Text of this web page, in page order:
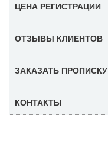
ЦЕНА РЕГИСТРАЦИИ
ОТЗЫВЫ КЛИЕНТОВ
ЗАКАЗАТЬ ПРОПИСКУ
КОНТАКТЫ